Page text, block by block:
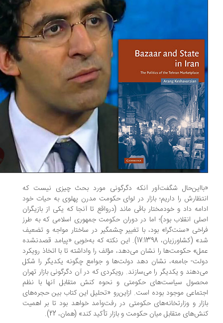
شگفت‌آور آنکه دگرگونی مورد بحث چیزی نیست که
را داریم؛ بازار در لوای حکومت مدرن پهلوی به حیات خود
داد و خودمختار باقی ماند (درواقع تا آنجا که یکی از بازیگران
انقلاب بود)؛ اما در دوران حکومت جمهوری اسلامی که به طرز
«سنت‌گرا» بود، با تغییر چشمگیر در ساختار مواجه و تضعیف
شد» (کشاورزیان، 17:1398). این نکته که به‌خوبی «پیامد قصدنشده
حکومت‌ها را نشان می‌دهد، مؤلف را واداشته تا با اتخاذ رویکرد
جامعه، نشان دهد دولت‌ها و جوامع چگونه یکدیگر را شکل
و یکدیگر را می‌سازند. رویکردی که در آن دگرگونی بازار تهران
سیاست‌های حکومتی و نحوه کنش متقابل آنها با نظم
موجود بوده است. از‌این‌رو «تحلیل این کتاب بین حجره‌های
و وزارتخانه‌های حکومتی در رفت‌وآمد خواهد بود تا بر اهمیت
متقابل میان حکومت و بازار تأکید کند» (همان، 22).